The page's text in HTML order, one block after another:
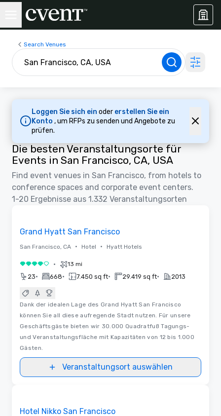
Search Venues
Loggen Sie sich ein oder erstellen Sie ein
Konto , um RFPs zu senden und Angebote zu
prüfen.
Die besten Veranstaltungsorte für
Events in San Francisco, CA, USA
Find event venues in San Francisco, from hotels to
conference spaces and corporate event centers.
1-20 Ergebnisse aus 1.332 Veranstaltungsorten
Grand Hyatt San Francisco
San Francisco, CA • Hotel • Hyatt Hotels
4 von 5 • 13 mi
23• 668• 7.450 sq ft• 29.419 sq ft• 2013
Dank der idealen Lage des Grand Hyatt San Francisco
können Sie all diese aufregende Stadt nutzen. Für unsere
Geschäftsgäste bieten wir 30.000 Quadratfuß Tagungs-
und Veranstaltungsfläche mit Kapazitäten von 12 bis 1.000
Gästen.
Veranstaltungsort auswählen
Hotel Nikko San Francisco